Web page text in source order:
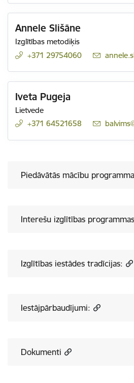
Annele Slišāne
Izglītības metodiķis
+371 29754060
E-pasts:
Iveta Pugeja
Lietvede
+371 64521658
E-pasts:
Piedāvātās mācību
Interešu izglītības
Izglītības iestādes tradīcijas:
Iestājpārbaudījumi:
Dokumenti